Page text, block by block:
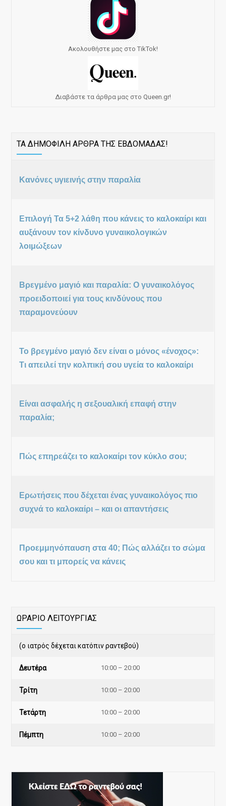
Ακολουθήστε μας στο TikTok!
Διαβάστε τα άρθρα μας στο Queen.gr!
ΤΑ ΔΗΜΟΦΙΛΗ ΑΡΘΡΑ ΤΗΣ ΕΒΔΟΜΑΔΑΣ!
Κανόνες υγιεινής στην παραλία
Επιλογή Τα 5+2 λάθη που κάνεις το καλοκαίρι και
αυξάνουν τον κίνδυνο γυναικολογικών
λοιμώξεων
Βρεγμένο μαγιό και παραλία: Ο γυναικολόγος
προειδοποιεί για τους κινδύνους που
παραμονεύουν
Το βρεγμένο μαγιό δεν είναι ο μόνος «ένοχος»:
Τι απειλεί την κολπική σου υγεία το καλοκαίρι
Είναι ασφαλής η σεξουαλική επαφή στην
παραλία;
Πώς επηρεάζει το καλοκαίρι τον κύκλο σου;
Ερωτήσεις που δέχεται ένας γυναικολόγος πιο
συχνά το καλοκαίρι – και οι απαντήσεις
Προεμμηνόπαυση στα 40; Πώς αλλάζει το σώμα
σου και τι μπορείς να κάνεις
ΩΡΑΡΙΟ ΛΕΙΤΟΥΡΓΙΑΣ
(ο ιατρός δέχεται κατόπιν ραντεβού)
Δευτέρα 10:00 – 20:00
Τρίτη 10:00 – 20:00
Τετάρτη 10:00 – 20:00
Πέμπτη 10:00 – 20:00